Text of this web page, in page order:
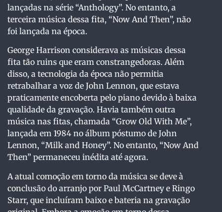
lançadas na série “Anthology”. No entanto, a
terceira música dessa fita, “Now And Then”, não
foi lançada na época.
George Harrison considerava as músicas dessa
fita tão ruins que eram constrangedoras. Além
disso, a tecnologia da época não permitia
retrabalhar a voz de John Lennon, que estava
praticamente encoberta pelo piano devido à baixa
qualidade da gravação. Havia também outra
música nas fitas, chamada “Grow Old With Me”,
lançada em 1984 no álbum póstumo de John
Lennon, “Milk and Honey”. No entanto, “Now And
Then” permaneceu inédita até agora.
A atual comoção em torno da música se deve à
conclusão do arranjo por Paul McCartney e Ringo
Starr, que incluíram baixo e bateria na gravação